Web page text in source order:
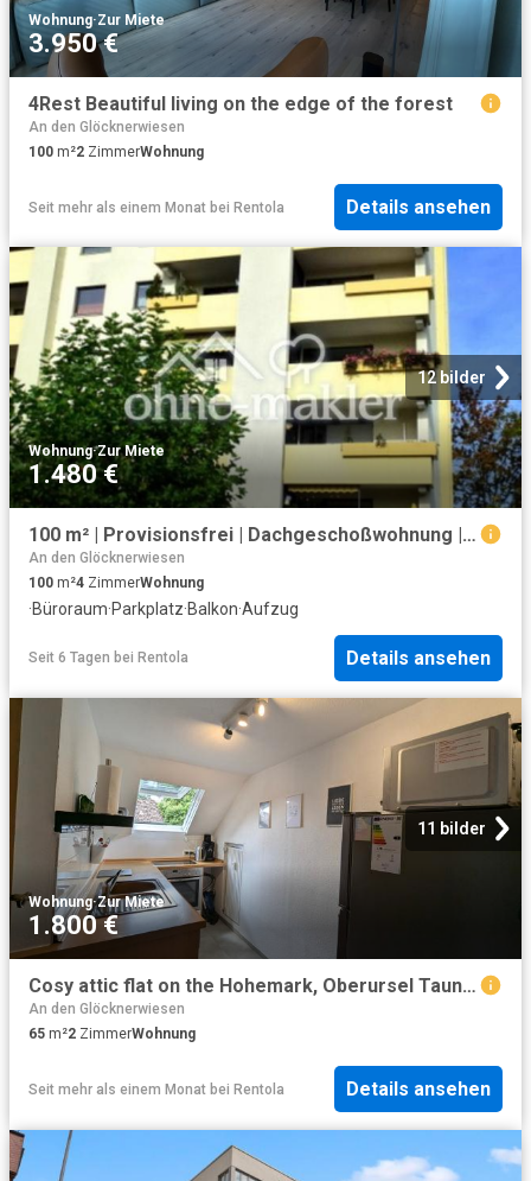
Wohnung·Zur Miete
3.950 €
4Rest Beautiful living on the edge of the forest
An den Glöcknerwiesen
100 m²2 ZimmerWohnung
Seit mehr als einem Monat bei Rentola Details ansehen
12 bilder
Wohnung·Zur Miete
1.480 €
100 m² | Provisionsfrei | Dachgeschoßwohnung | Weitsicht über Felder und Wiesen
An den Glöcknerwiesen
100 m²4 ZimmerWohnung
·Büroraum·Parkplatz·Balkon·Aufzug
Seit 6 Tagen bei Rentola Details ansehen
11 bilder
Wohnung·Zur Miete
1.800 €
Cosy attic flat on the Hohemark, Oberursel Taunus
An den Glöcknerwiesen
65 m²2 ZimmerWohnung
Seit mehr als einem Monat bei Rentola Details ansehen